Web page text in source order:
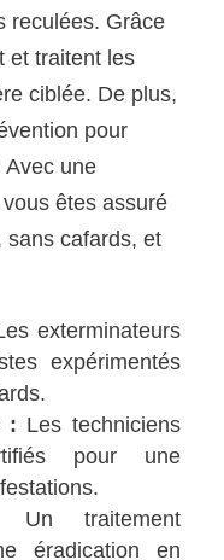
reculées. Grâce
et traitent les
ciblée. De plus,
pour
Avec une
êtes assuré
sans cafards, et
exterminateurs
expérimentés
: Les techniciens
pour une
Un traitement
éradication en